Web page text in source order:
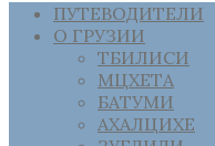
ПУТЕВОДИТЕЛИ
О ГРУЗИИ
ТБИЛИСИ
МЦХЕТА
БАТУМИ
АХАЛЦИХЕ